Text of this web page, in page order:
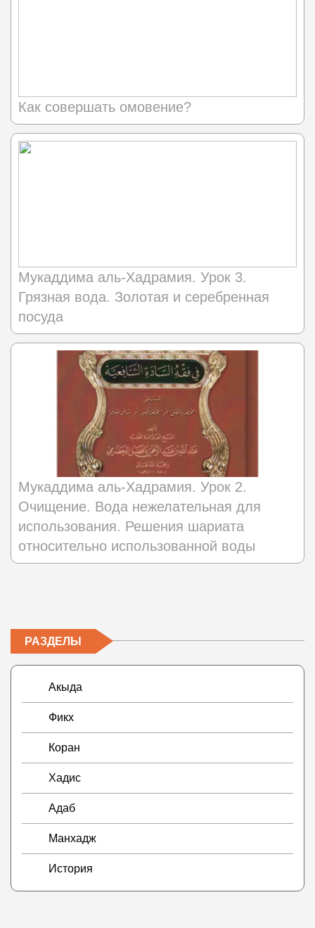
Как совершать омовение?
Мукаддима аль-Хадрамия. Урок 3.
Грязная вода. Золотая и серебренная
посуда
Мукаддима аль-Хадрамия. Урок 2.
Очищение. Вода нежелательная для
использования. Решения шариата
относительно использованной воды
РАЗДЕЛЫ
Акыда
Фикх
Коран
Хадис
Адаб
Манхадж
История